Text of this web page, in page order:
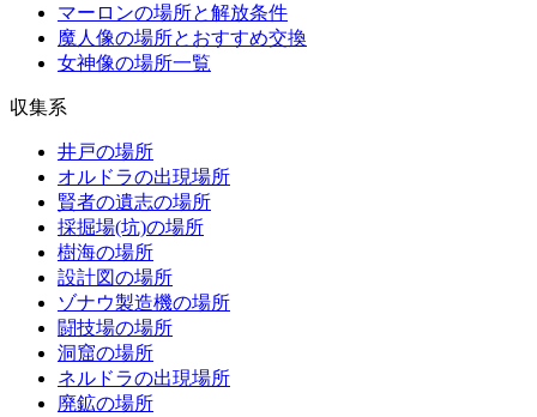
マーロンの場所と解放条件
魔人像の場所とおすすめ交換
女神像の場所一覧
収集系
井戸の場所
オルドラの出現場所
賢者の遺志の場所
採掘場(坑)の場所
樹海の場所
設計図の場所
ゾナウ製造機の場所
闘技場の場所
洞窟の場所
ネルドラの出現場所
廃鉱の場所